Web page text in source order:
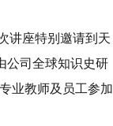
讲座特别邀请到天
公司全球知识史研
业教师及员工参加